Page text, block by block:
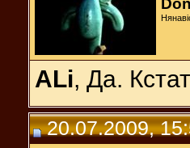
ALi, Да.
20.07.2009,